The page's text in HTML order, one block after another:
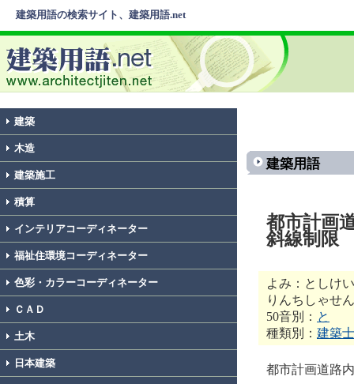
建築用語の検索サイト、建築用語.net
建築
木造
建築施工
積算
インテリアコーディネーター
福祉住環境コーディネーター
色彩・カラーコーディネーター
ＣＡＤ
土木
日本建築
建築用語
都市計画
斜線制限
よみ：としけ
りんちしゃせ
50音別： と
種類別： 建築士
都市計画道路